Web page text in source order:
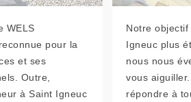
WELS
pour la
et ses
Outre,
à Saint Igneuc
Notre
Igneuc plus
nous nous
vous
répondre à